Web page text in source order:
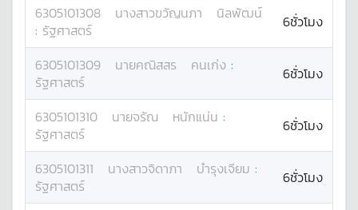
6305101308 นางสาวขวัญนภา
นิลพัฒน์
: รัฐศาสตร์ 6ชั่วโมง
6305101309 นายคณิสสร คนเก่ง :
รัฐศาสตร์
6ชั่วโมง
6305101310 นายจรัณ หนักแน่น :
รัฐศาสตร์
6ชั่วโมง
6305101311 นางสาวจิดาภา บำรุงเจียม :
รัฐศาสตร์
6ชั่วโมง